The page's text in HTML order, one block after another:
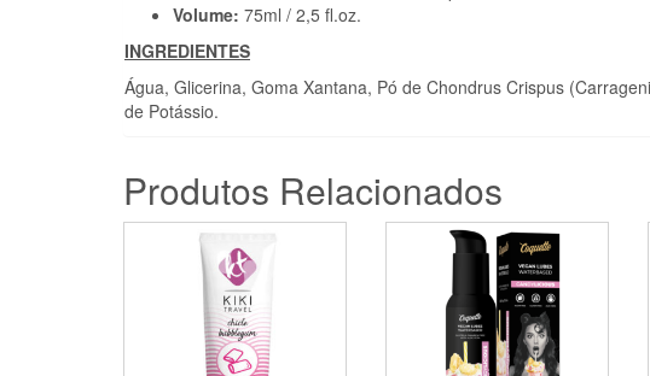
Volume: 75ml / 2,5 fl.oz.
INGREDIENTES
Água, Glicerina, Goma Xantana, Pó de Chondrus Crispus
de Potássio.
Produtos Relacionados